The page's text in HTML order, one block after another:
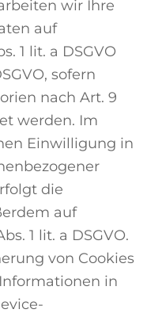
wir Ihre
auf
1 lit. a DSGVO
sofern
nach Art. 9
werden. Im
Einwilligung in
die
auf
1 lit. a DSGVO.
von Cookies
in